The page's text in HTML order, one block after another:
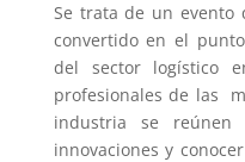
Se trata de un evento
convertido en el
del sector logístico
profesionales de las
industria se reúnen
innovaciones y